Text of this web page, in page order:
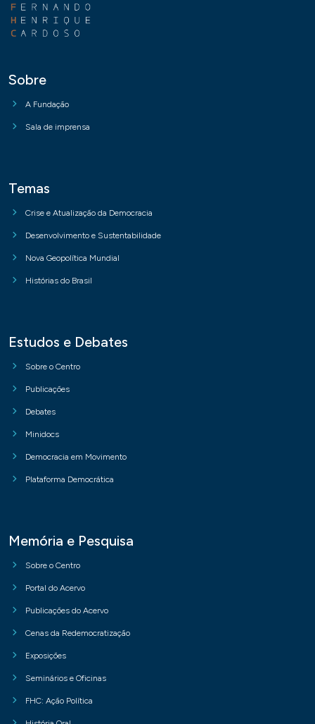
Sobre
A Fundação
Sala de imprensa
Temas
Crise e Atualização da Democracia
Desenvolvimento e Sustentabilidade
Nova Geopolítica Mundial
Histórias do Brasil
Estudos e Debates
Sobre o Centro
Publicações
Debates
Minidocs
Democracia em Movimento
Plataforma Democrática
Memória e Pesquisa
Sobre o Centro
Portal do Acervo
Publicações do Acervo
Cenas da Redemocratização
Exposições
Seminários e Oficinas
FHC: Ação Política